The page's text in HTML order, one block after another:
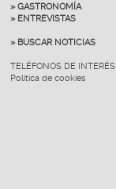
» GASTRONOMÍA
» ENTREVISTAS
» BUSCAR NOTICIAS
TELÉFONOS DE INTERÉS
Política de cookies